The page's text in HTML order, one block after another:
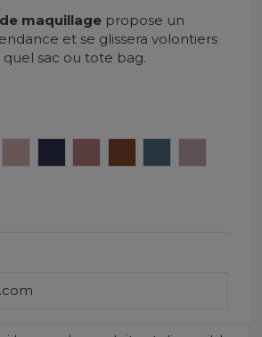
maquillagepropose un
et se glissera volontiers
quel sac ou tote bag.